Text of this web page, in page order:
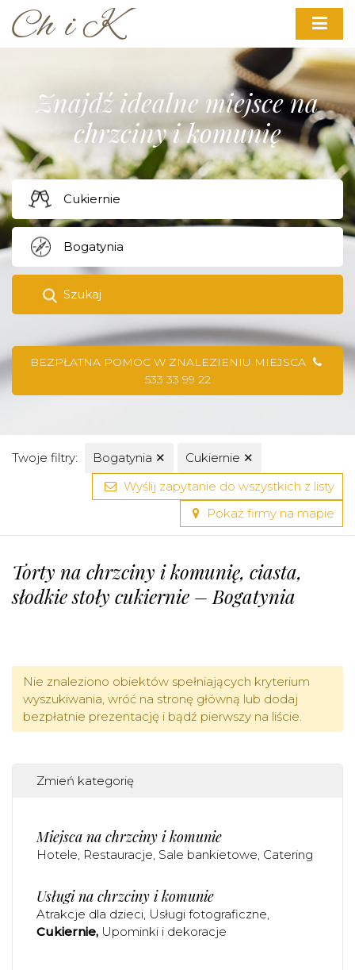
Znajdź idealne miejsce na
chrzciny i komunię
Szukaj
BEZPŁATNA POMOC W ZNALEZIENIU MIEJSCA
533 33 99 22
Twoje filtry: Bogatynia ✕ Cukiernie ✕
Wyślij zapytanie do wszystkich z listy
Pokaż firmy na mapie
Torty na chrzciny i komunię, ciasta,
słodkie stoły cukiernie – Bogatynia
Nie znaleziono obiektów spełniających kryterium
wyszukiwania, wróć na stronę główną lub dodaj
bezpłatnie prezentację i bądź pierwszy na liście.
Zmień kategorię
Miejsca na chrzciny i komunie
Hotele Restauracje Sale bankietowe Catering
Usługi na chrzciny i komunie
Atrakcje dla dzieci Usługi fotograficzne
Cukiernie Upominki i dekoracje